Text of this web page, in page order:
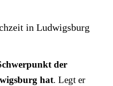
der
hat. Legt er